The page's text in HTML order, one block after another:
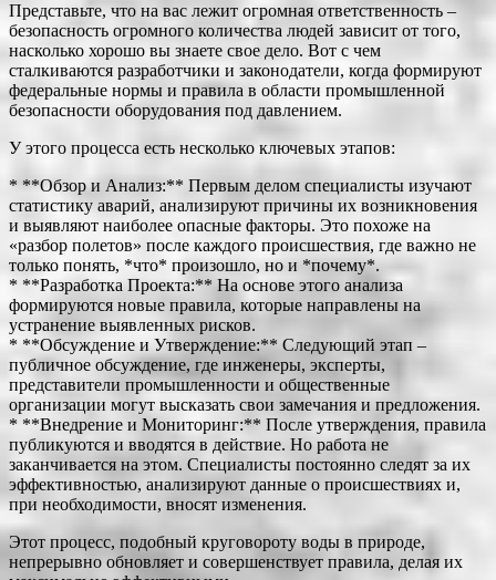
Представьте, что на вас лежит огромная ответственность –
безопасность огромного количества людей зависит от того,
насколько хорошо вы знаете свое дело. Вот с чем
сталкиваются разработчики и законодатели, когда формируют
федеральные нормы и правила в области промышленной
безопасности оборудования под давлением.
У этого процесса есть несколько ключевых этапов:
* **Обзор и Анализ:** Первым делом специалисты изучают
статистику аварий, анализируют причины их возникновения
и выявляют наиболее опасные факторы. Это похоже на
«разбор полетов» после каждого происшествия, где важно не
только понять, *что* произошло, но и *почему*.
* **Разработка Проекта:** На основе этого анализа
формируются новые правила, которые направлены на
устранение выявленных рисков.
* **Обсуждение и Утверждение:** Следующий этап –
публичное обсуждение, где инженеры, эксперты,
представители промышленности и общественные
организации могут высказать свои замечания и предложения.
* **Внедрение и Мониторинг:** После утверждения, правила
публикуются и вводятся в действие. Но работа не
заканчивается на этом. Специалисты постоянно следят за их
эффективностью, анализируют данные о происшествиях и,
при необходимости, вносят изменения.
Этот процесс, подобный круговороту воды в природе,
непрерывно обновляет и совершенствует правила, делая их